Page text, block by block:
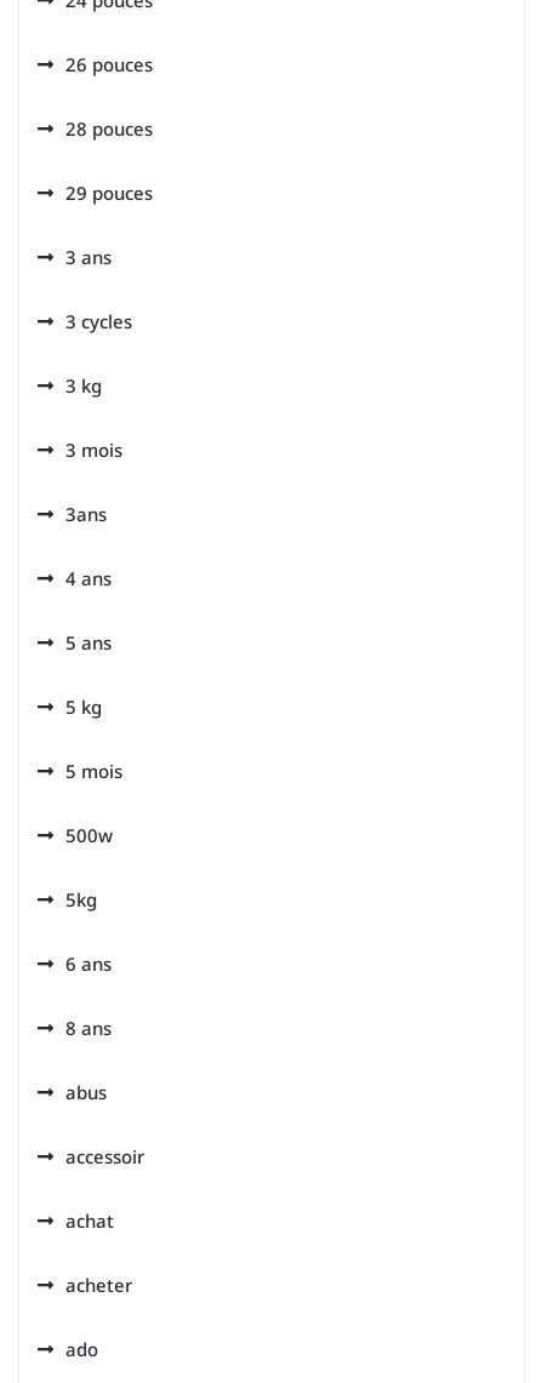
26 pouces
28 pouces
29 pouces
3 ans
3 cycles
3 kg
3 mois
3ans
4 ans
5 ans
5 kg
5 mois
500w
5kg
6 ans
8 ans
abus
accessoir
achat
acheter
ado